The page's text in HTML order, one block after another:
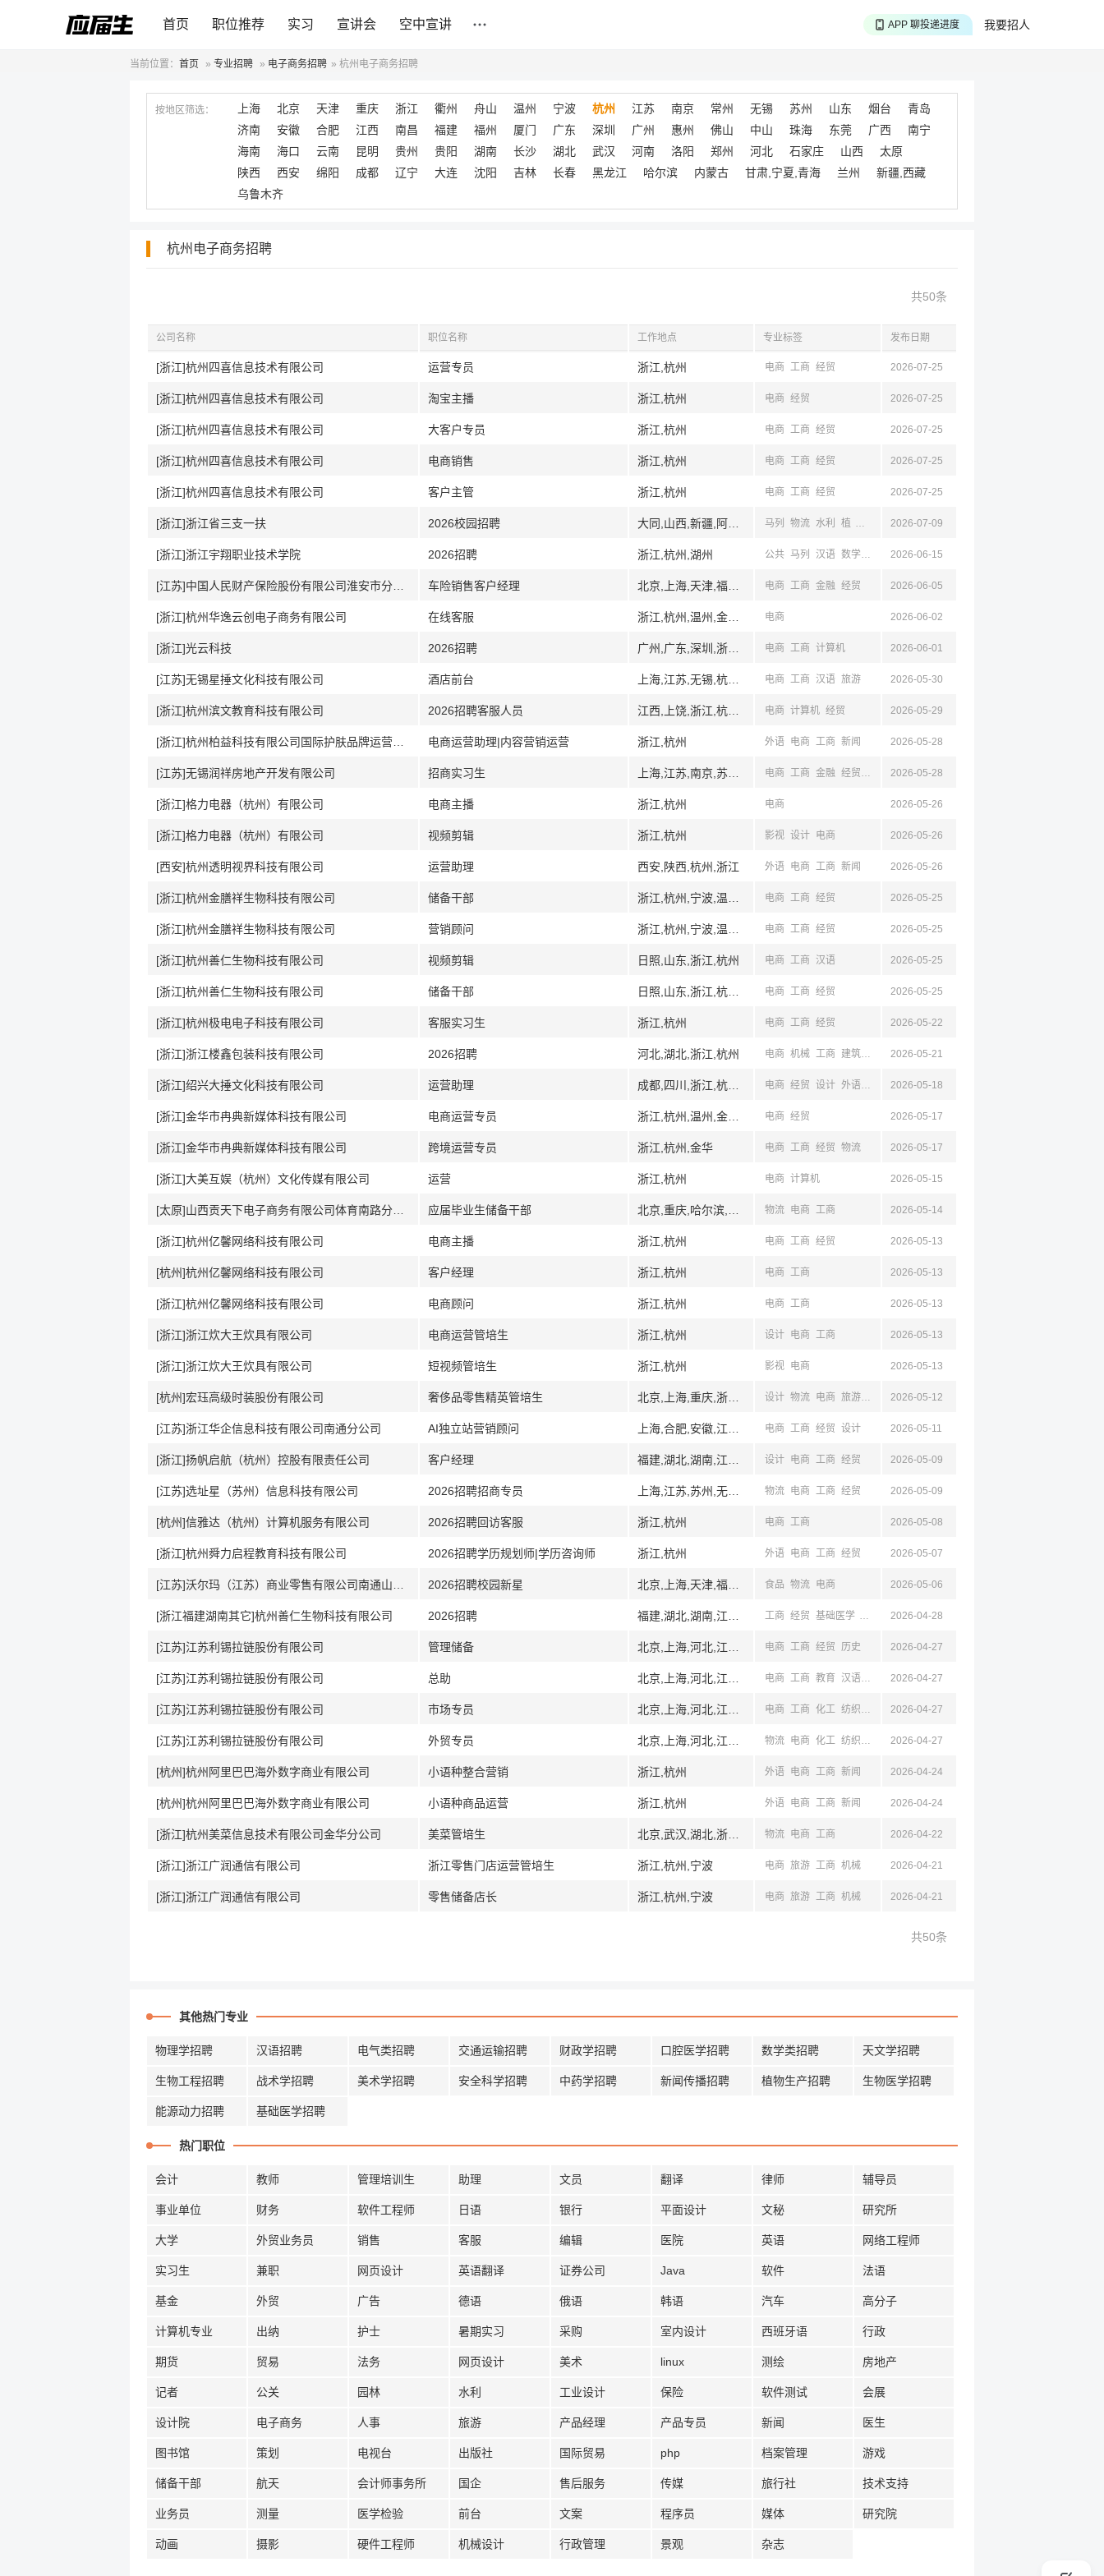
首页 职位推荐 实习 宣讲会 空中宣讲 我要招人
APP 聊投递进度
当前位置： 首页 » 专业招聘 » 电子商务招聘 » 杭州电子商务招聘
按地区筛选： 上海 北京 天津 重庆 浙江 衢州 舟山 温州 宁波 杭州 江苏 南京 常州 无锡 苏州 山东 烟台
青岛
济南
安徽 合肥 江西 南昌 福建 福州 厦门 广东 深圳 广州 惠州 佛山 中山 珠海 东莞 广西
南宁
海南
海口 云南 昆明 贵州 贵阳 湖南 长沙 湖北 武汉 河南 洛阳 郑州 河北 石家庄 山西
太原
陕西
西安 绵阳 成都 辽宁 大连 沈阳 吉林 长春 黑龙江 哈尔滨 内蒙古 甘肃,宁夏,青海 兰州
新疆,西藏
乌鲁木齐
杭州电子商务招聘
共50条
公司名称 职位名称 工作地点 专业标签 发布日期
[浙江]杭州四喜信息技术有限公司 运营专员 浙江,杭州 电商 工商 经贸 2026-07-25
[浙江]杭州四喜信息技术有限公司 淘宝主播 浙江,杭州 电商 经贸 2026-07-25
[浙江]杭州四喜信息技术有限公司 大客户专员 浙江,杭州 电商 工商 经贸 2026-07-25
[浙江]杭州四喜信息技术有限公司 电商销售 浙江,杭州 电商 工商 经贸 2026-07-25
[浙江]杭州四喜信息技术有限公司 客户主管 浙江,杭州 电商 工商 经贸 2026-07-25
[浙江]浙江省三支一扶 2026校园招聘 马列 物流 水利 植 林 新闻 地理 建筑
2026-07-09
[浙江]浙江宇翔职业技术学院 2026招聘 浙江,杭州,湖州 公共 马列 汉语 数学 基础医学 临床医学
2026-06-15
车险销售客户经理 电商 工商 金融 经贸 2026-06-05
[浙江]杭州华逸云创电子商务有限公司 在线客服 电商 2026-06-02
[浙江]光云科技 2026招聘 电商 工商 计算机 2026-06-01
[江苏]无锡星捶文化科技有限公司 酒店前台 电商 工商 汉语 旅游 2026-05-30
[浙江]杭州滨文教育科技有限公司 2026招聘客服人员 电商 计算机 经贸 2026-05-29
电商运营助理|内容营销运营 浙江,杭州 外语 电商 工商 新闻 2026-05-28
[江苏]无锡润祥房地产开发有限公司 招商实习生 电商 工商 金融 经贸 经济 2026-05-28
[浙江]格力电器（杭州）有限公司 电商主播 浙江,杭州 电商 2026-05-26
[浙江]格力电器（杭州）有限公司 视频剪辑 浙江,杭州 影视 设计 电商 2026-05-26
[西安]杭州透明视界科技有限公司 运营助理 西安,陕西,杭州,浙江 外语 电商 工商 新闻 2026-05-26
[浙江]杭州金膳祥生物科技有限公司 储备干部 电商 工商 经贸 2026-05-25
[浙江]杭州金膳祥生物科技有限公司 营销顾问 电商 工商 经贸 2026-05-25
[浙江]杭州善仁生物科技有限公司 视频剪辑 日照,山东,浙江,杭州 电商 工商 汉语 2026-05-25
[浙江]杭州善仁生物科技有限公司 储备干部 电商 工商 经贸 2026-05-25
[浙江]杭州极电电子科技有限公司 客服实习生 浙江,杭州 电商 工商 经贸 2026-05-22
[浙江]浙江楼鑫包装科技有限公司 2026招聘 河北,湖北,浙江,杭州 电商 机械 工商 建筑 教育 经贸
2026-05-21
[浙江]绍兴大捶文化科技有限公司 运营助理 电商 经贸 设计 外语 工商 教育
2026-05-18
[浙江]金华市冉典新媒体科技有限公司 电商运营专员 电商 经贸 2026-05-17
[浙江]金华市冉典新媒体科技有限公司 跨境运营专员 浙江,杭州,金华 电商 工商 经贸 物流 2026-05-17
[浙江]大美互娱（杭州）文化传媒有限公司 运营 浙江,杭州 电商 计算机 2026-05-15
应届毕业生储备干部 物流 电商 工商 2026-05-14
[浙江]杭州亿馨网络科技有限公司 电商主播 浙江,杭州 电商 工商 经贸 2026-05-13
[杭州]杭州亿馨网络科技有限公司 客户经理 浙江,杭州 电商 工商 2026-05-13
[浙江]杭州亿馨网络科技有限公司 电商顾问 浙江,杭州 电商 工商 2026-05-13
[浙江]浙江炊大王炊具有限公司 电商运营管培生 浙江,杭州 设计 电商 工商 2026-05-13
[浙江]浙江炊大王炊具有限公司 短视频管培生 浙江,杭州 影视 电商 2026-05-13
[杭州]宏珏高级时装股份有限公司 奢侈品零售精英管培生 设计 物流 电商 旅游 工商 2026-05-12
[江苏]浙江华企信息科技有限公司南通分公司 AI独立站营销顾问 电商 工商 经贸 设计 2026-05-11
[浙江]扬帆启航（杭州）控股有限责任公司 客户经理 设计 电商 工商 经贸 2026-05-09
[江苏]选址星（苏州）信息科技有限公司 2026招聘招商专员 物流 电商 工商 经贸 2026-05-09
[杭州]信雅达（杭州）计算机服务有限公司 2026招聘回访客服 浙江,杭州 电商 工商 2026-05-08
[浙江]杭州舜力启程教育科技有限公司 2026招聘学历规划师|学历咨询师 浙江,杭州 外语 电商 工商 经贸 2026-05-07
2026招聘校园新星 食品 物流 电商 2026-05-06
[浙江福建湖南其它]杭州善仁生物科技有限公司 2026招聘 工商 经贸 基础医学 电商 物流 影视 设计
2026-04-28
[江苏]江苏利锡拉链股份有限公司 管理储备 电商 工商 经贸 历史 2026-04-27
[江苏]江苏利锡拉链股份有限公司 总助 电商 工商 教育 汉语 历史 2026-04-27
[江苏]江苏利锡拉链股份有限公司 市场专员 电商 工商 化工 纺织 轻工 历史
2026-04-27
[江苏]江苏利锡拉链股份有限公司 外贸专员 物流 电商 化工 纺织 轻工 经贸 历史
2026-04-27
[杭州]杭州阿里巴巴海外数字商业有限公司 小语种整合营销 浙江,杭州 外语 电商 工商 新闻 2026-04-24
[杭州]杭州阿里巴巴海外数字商业有限公司 小语种商品运营 浙江,杭州 外语 电商 工商 新闻 2026-04-24
[浙江]杭州美菜信息技术有限公司金华分公司 美菜管培生 物流 电商 工商 2026-04-22
[浙江]浙江广润通信有限公司 浙江零售门店运营管培生 浙江,杭州,宁波 电商 旅游 工商 机械 2026-04-21
[浙江]浙江广润通信有限公司 零售储备店长 浙江,杭州,宁波 电商 旅游 工商 机械 2026-04-21
共50条
其他热门专业
物理学招聘 汉语招聘 电气类招聘 交通运输招聘 财政学招聘 口腔医学招聘 数学类招聘 天文学招聘
生物工程招聘 战术学招聘 美术学招聘 安全科学招聘 中药学招聘 新闻传播招聘 植物生产招聘 生物医学招聘
能源动力招聘 基础医学招聘
热门职位
会计 教师 管理培训生 助理 文员 翻译 律师 辅导员
事业单位 财务 软件工程师 日语 银行 平面设计 文秘 研究所
大学 外贸业务员 销售 客服 编辑 医院 英语 网络工程师
实习生 兼职 网页设计 英语翻译 证券公司 Java 软件 法语
基金 外贸 广告 德语 俄语 韩语 汽车 高分子
计算机专业 出纳 护士 暑期实习 采购 室内设计 西班牙语 行政
期货 贸易 法务 网页设计 美术 linux 测绘 房地产
记者 公关 园林 水利 工业设计 保险 软件测试 会展
设计院 电子商务 人事 旅游 产品经理 产品专员 新闻 医生
图书馆 策划 电视台 出版社 国际贸易 php 档案管理 游戏
储备干部 航天 会计师事务所 国企 售后服务 传媒 旅行社 技术支持
业务员 测量 医学检验 前台 文案 程序员 媒体 研究院
动画 摄影 硬件工程师 机械设计 行政管理 景观 杂志